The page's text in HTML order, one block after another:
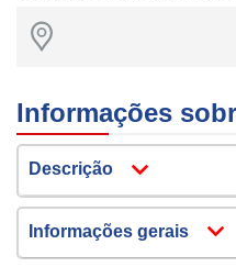
Informações
Descrição
Informações gerais